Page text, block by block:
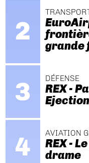
grande
DÉFENSE
REX -
AVIATION
REX -
drame